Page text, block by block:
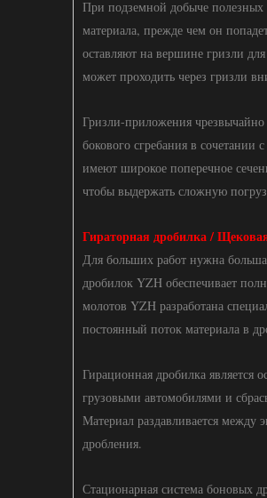
При подземной добыче полезных
материала, прежде чем он
оставляют на вершине гризли
может проходить через гризли
Гризли-приложения
бокового сгребания в
имеют широкое поперечное
чтобы выдержать сложную
Гираторная дробилка /
Для больших работ нужна
дробилок YZH обеспечивает
молотов YZH разработана
постоянный поток материала в
Гирационная дробилка является
грузовыми автомобилями и
Материал раздавливается
дробления.
Стационарная система боновых